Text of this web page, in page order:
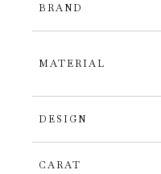
BRAND
MATERIAL
DESIGN
CARAT